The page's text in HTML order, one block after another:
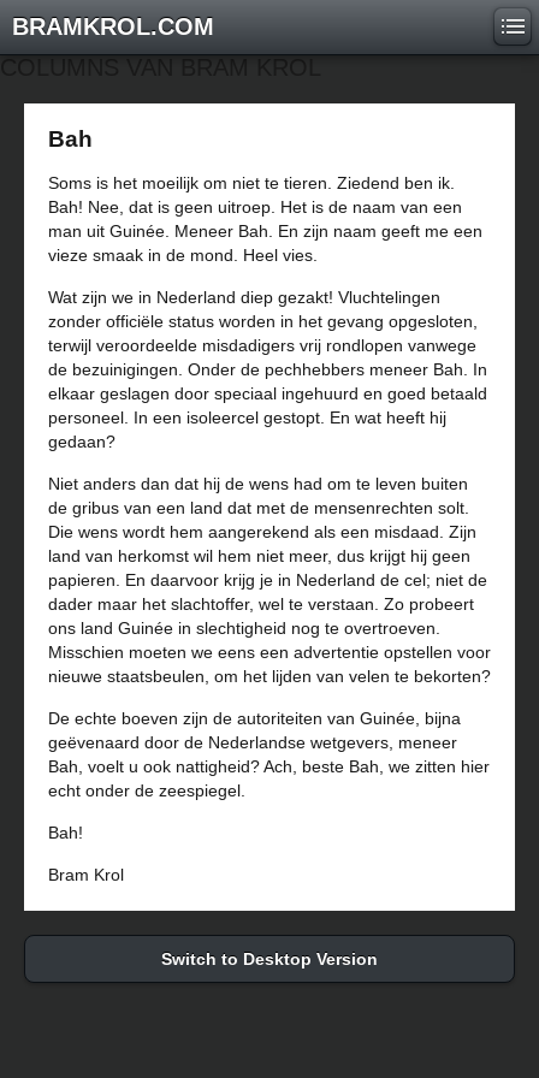
BRAMKROL.COM
Bah
Soms is het moeilijk om niet te tieren. Ziedend ben ik.
Bah! Nee, dat is geen uitroep. Het is de naam van een
man uit Guinée. Meneer Bah. En zijn naam geeft me een
vieze smaak in de mond. Heel vies.
Wat zijn we in Nederland diep gezakt! Vluchtelingen
zonder officiële status worden in het gevang opgesloten,
terwijl veroordeelde misdadigers vrij rondlopen vanwege
de bezuinigingen. Onder de pechhebbers meneer Bah. In
elkaar geslagen door speciaal ingehuurd en goed betaald
personeel. In een isoleercel gestopt. En wat heeft hij
gedaan?
Niet anders dan dat hij de wens had om te leven buiten
de gribus van een land dat met de mensenrechten solt.
Die wens wordt hem aangerekend als een misdaad. Zijn
land van herkomst wil hem niet meer, dus krijgt hij geen
papieren. En daarvoor krijg je in Nederland de cel; niet de
dader maar het slachtoffer, wel te verstaan. Zo probeert
ons land Guinée in slechtigheid nog te overtroeven.
Misschien moeten we eens een advertentie opstellen voor
nieuwe staatsbeulen, om het lijden van velen te bekorten?
De echte boeven zijn de autoriteiten van Guinée, bijna
geëvenaard door de Nederlandse wetgevers, meneer
Bah, voelt u ook nattigheid? Ach, beste Bah, we zitten hier
echt onder de zeespiegel.
Bah!
Bram Krol
Switch to Desktop Version